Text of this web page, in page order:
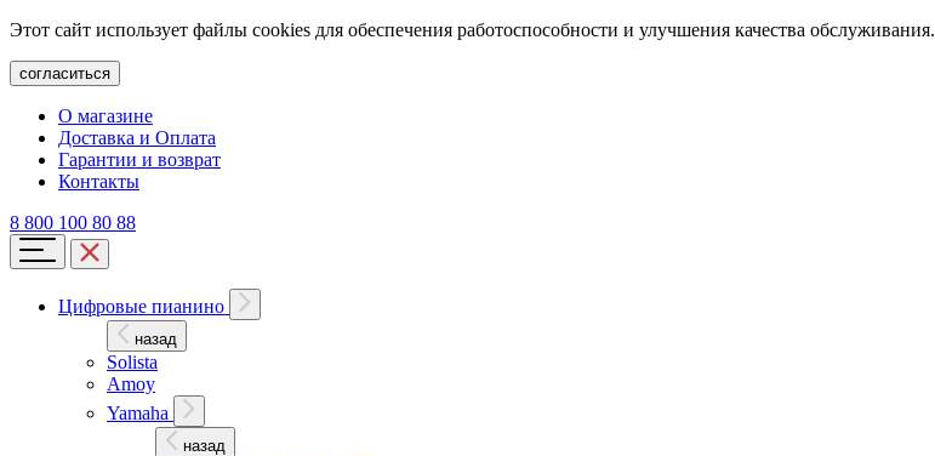
Этот сайт использует файлы cookies для обеспечения работоспособности и улучшения качества обслуживания.
согласиться
О магазине
Доставка и Оплата
Гарантии и возврат
Контакты
8 800 100 80 88
Цифровые пианино
назад
Solista
Amoy
Yamaha
назад